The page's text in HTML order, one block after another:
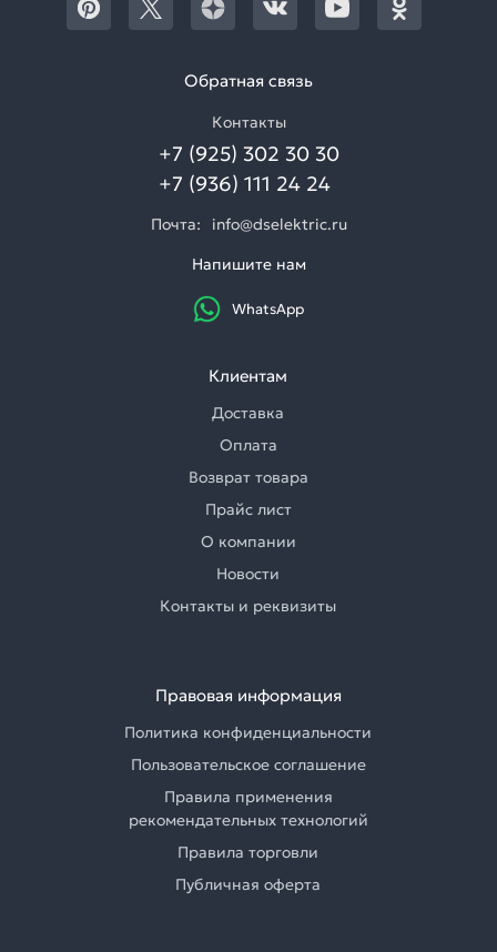
Обратная связь
Контакты
+7 (925) 302 30 30
+7 (936) 111 24 24
Почта:
info@dselektric.ru
Напишите нам
WhatsApp
Клиентам
Доставка
Оплата
Возврат товара
Прайс лист
О компании
Новости
Контакты и реквизиты
Правовая информация
Политика конфиденциальности
Пользовательское соглашение
Правила применения
рекомендательных технологий
Правила торговли
Публичная оферта